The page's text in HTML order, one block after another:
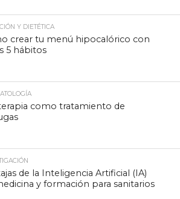
Y DIETÉTICA
crear tu menú hipocalórico con
5 hábitos
como tratamiento de
de la Inteligencia Artificial (IA)
y formación para sanitarios